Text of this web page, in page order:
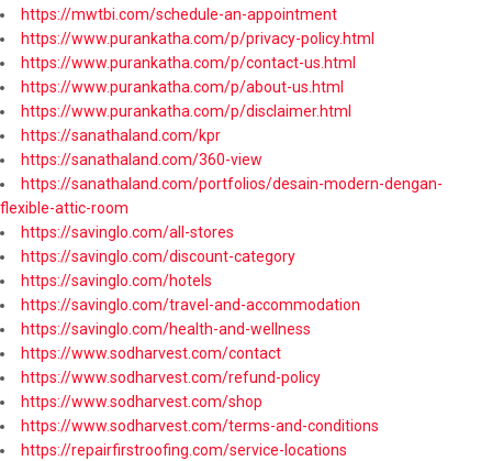
https://mwtbi.com/schedule-an-appointment
https://www.purankatha.com/p/privacy-policy.html
https://www.purankatha.com/p/contact-us.html
https://www.purankatha.com/p/about-us.html
https://www.purankatha.com/p/disclaimer.html
https://sanathaland.com/kpr
https://sanathaland.com/360-view
https://sanathaland.com/portfolios/desain-modern-dengan-
flexible-attic-room
https://savinglo.com/all-stores
https://savinglo.com/discount-category
https://savinglo.com/hotels
https://savinglo.com/travel-and-accommodation
https://savinglo.com/health-and-wellness
https://www.sodharvest.com/contact
https://www.sodharvest.com/refund-policy
https://www.sodharvest.com/shop
https://www.sodharvest.com/terms-and-conditions
https://repairfirstroofing.com/service-locations